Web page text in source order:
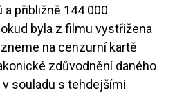
přibližně 144 000
byla z filmu vystřižena
na cenzurní kartě
zdůvodnění daného
souladu s tehdejšími